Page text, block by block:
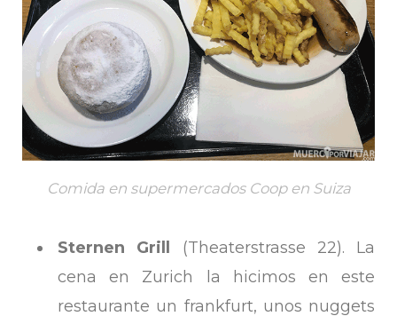
Comida en supermercados Coop en Suiza
Sternen Grill
(Theaterstrasse 22). La
cena en Zurich la hicimos en este
restaurante un frankfurt, unos nuggets